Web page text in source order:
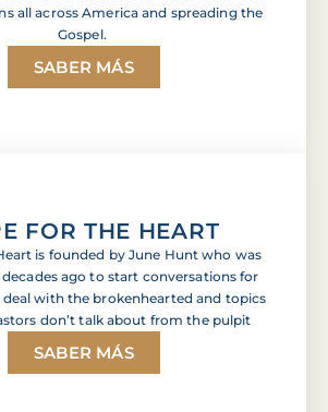
all across America and spreading the
Gospel.
SABER MÁS
FOR THE HEART
is founded by June Hunt who was
ago to start conversations for
with the brokenhearted and topics
don’t talk about from the pulpit
SABER MÁS